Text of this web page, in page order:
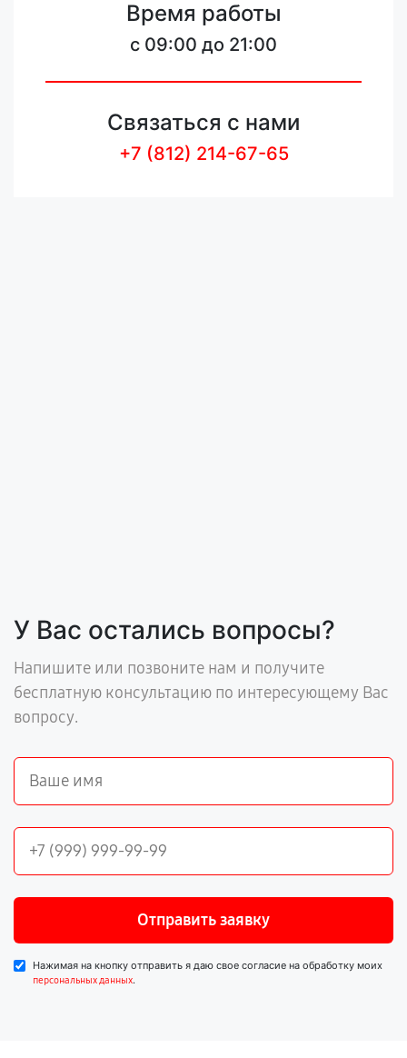
Время работы
c 09:00 до 21:00
Связаться с нами
+7 (812) 214-67-65
У Вас остались вопросы?
Напишите или позвоните нам и получите
бесплатную консультацию по интересующему Вас
вопросу.
Отправить заявку
Нажимая на кнопку отправить я даю свое согласие на обработку моих
персональных данных.